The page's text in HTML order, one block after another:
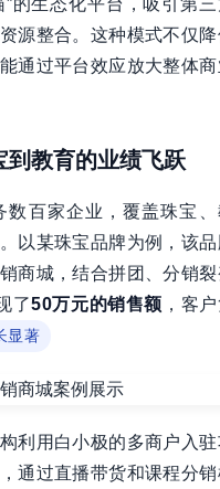
”的生态化平台，吸引第
源整合。这种模式不仅
通过平台效应放大整体商
到教育的业绩飞跃
数百家企业，覆盖珠宝、
以某珠宝品牌为例，该
商城，结合拼团、分销
了50万元的销售额 ，客
显著
利用白小极的多商户入驻
通过直播带货和课程分销